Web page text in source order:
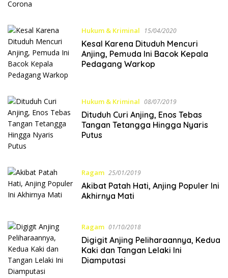
Hukum & Kriminal 15/04/2020
Kesal Karena Dituduh Mencuri
Anjing, Pemuda Ini Bacok Kepala
Pedagang Warkop
Hukum & Kriminal 08/07/2019
Dituduh Curi Anjing, Enos Tebas
Tangan Tetangga Hingga Nyaris
Putus
Ragam 25/01/2019
Akibat Patah Hati, Anjing Populer Ini
Akhirnya Mati
Ragam 01/10/2018
Digigit Anjing Peliharaannya, Kedua
Kaki dan Tangan Lelaki Ini
Diamputasi